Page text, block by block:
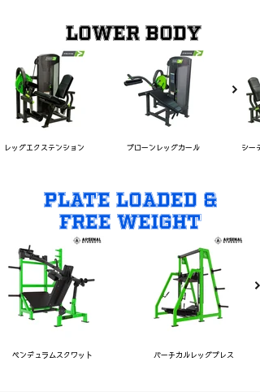
LOWER Body
レッグエクステンション プローンレッグカール シー
Plate Loaded &
Free Weight
ペンデュラムスクワット バーチカルレッグプレス